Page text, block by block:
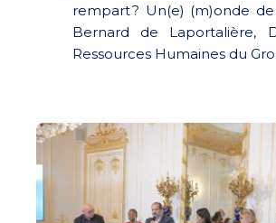
rempart ? Un(e) (m)onde de
Bernard de Laportalière,
Ressources Humaines du